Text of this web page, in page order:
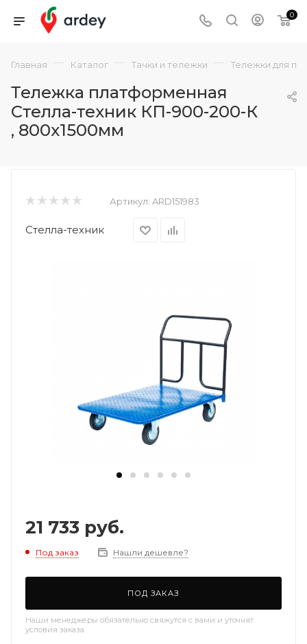
0
Главная — Каталог — Тачки и тележки — Тележки для
Тележка платформенная
Стелла-техник КП-900-200-К
, 800х1500мм
Артикул: ARD151983
Стелла-техник
21 733 руб.
Под заказ Нашли дешевле?
ПОД ЗАКАЗ
Наши менеджеры обязательно свяжутся с вами и уточнят
условия заказа